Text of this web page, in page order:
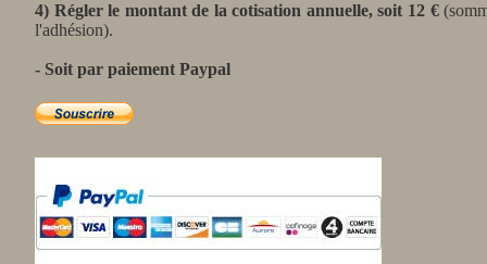
4) Régler le montant de la cotisation annuelle, soit 12 €
l'adhésion).
- Soit par paiement Paypal